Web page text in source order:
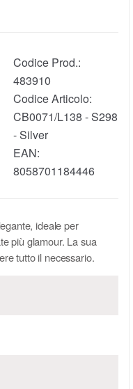
Codice Prod.:
483910
Codice Articolo:
CB0071/L138 - S298
- Silver
EAN:
8058701184446
ideale per
più glamour. La sua
tutto il necessario.